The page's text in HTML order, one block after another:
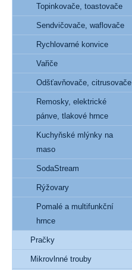
Topinkovače, toastovače
Sendvičovače, waflovače
Rychlovarné konvice
Vařiče
Odšťavňovače, citrusovače
Remosky, elektrické
pánve, tlakové hrnce
Kuchyňské mlýnky na
maso
SodaStream
Rýžovary
Pomalé a multifunkční
hrnce
Pračky
Mikrovlnné trouby